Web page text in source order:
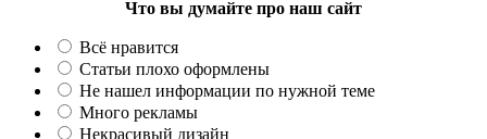
Что вы думайте про наш сайт
Всё нравится
Статьи плохо оформлены
Не нашел информации по нужной теме
Много рекламы
Некрасивый дизайн